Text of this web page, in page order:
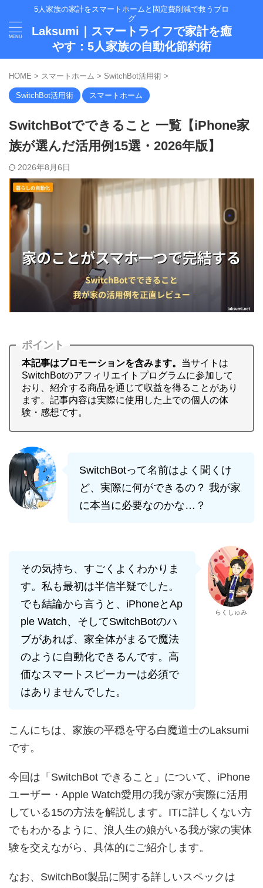
5人家族の家計をスマートホームと固定費削減で救うブロ
グ
Laksumi｜スマートライフで家計を癒
やす：5人家族の自動化節約術
HOME > スマートホーム > SwitchBot活用術 >
SwitchBot活用術 スマートホーム
SwitchBotでできること 一覧【iPhone家
族が選んだ活用例15選・2026年版】
2026年8月6日
ポイント
本記事はプロモーションを含みます。 当サイトは
SwitchBotのアフィリエイトプログラムに参加して
おり、紹介する商品を通じて収益を得ることがあり
ます。記事内容は実際に使用した上での個人の体
験・感想です。
SwitchBotって名前はよく聞くけ
ど、実際に何ができるの？ 我が家
に本当に必要なのかな…？
その気持ち、すごくよくわかりま
す。私も最初は半信半疑でした。
でも結論から言うと、iPhoneとAp
ple Watch、そしてSwitchBotのハ
ブがあれば、家全体がまるで魔法
のように自動化できるんです。高
価なスマートスピーカーは必須で
はありませんでした。
らくしゅみ
こんにちは、家族の平穏を守る白魔道士のLaksumi
です。
今回は「SwitchBot できること」について、iPhone
ユーザー・Apple Watch愛用の我が家が実際に活用
している15の方法を解説します。ITに詳しくない方
でもわかるように、浪人生の娘がいる我が家の実体
験を交えながら、具体的にご紹介します。
なお、SwitchBot製品に関する詳しいスペックは